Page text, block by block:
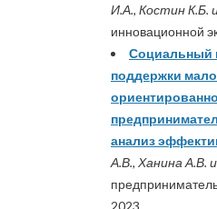
И.А., Костин К.Б.
инновационной
Социальный
поддержки
анализ
А.В., Ханина А.В.
2023